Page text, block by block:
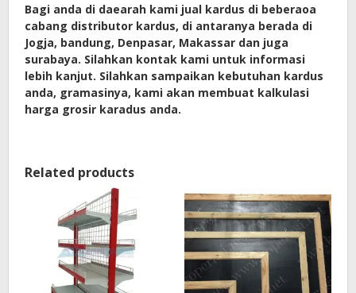
Bagi anda di daearah kami jual kardus di beberaoa
cabang distributor kardus, di antaranya berada di
Jogja, bandung, Denpasar, Makassar dan juga
surabaya. Silahkan kontak kami untuk informasi
lebih kanjut. Silahkan sampaikan kebutuhan kardus
anda, gramasinya, kami akan membuat kalkulasi
harga grosir karadus anda.
Related products